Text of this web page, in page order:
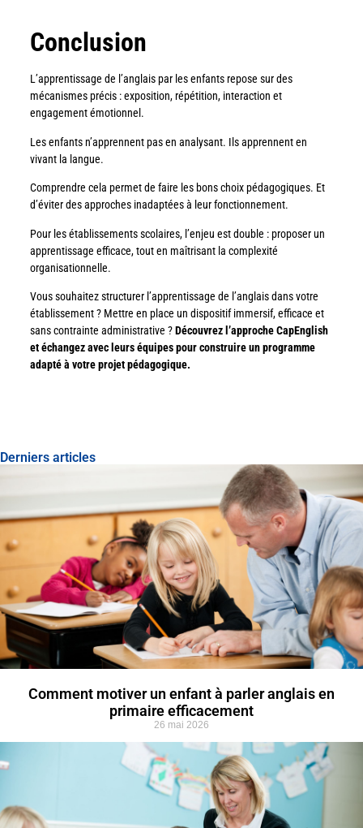
Conclusion
L’apprentissage de l’anglais par les enfants repose sur des
mécanismes précis : exposition, répétition, interaction et
engagement émotionnel.
Les enfants n’apprennent pas en analysant. Ils apprennent en
vivant la langue.
Comprendre cela permet de faire les bons choix pédagogiques. Et
d’éviter des approches inadaptées à leur fonctionnement.
Pour les établissements scolaires, l’enjeu est double : proposer un
apprentissage efficace, tout en maîtrisant la complexité
organisationnelle.
Vous souhaitez structurer l’apprentissage de l’anglais dans votre
établissement ? Mettre en place un dispositif immersif, efficace et
sans contrainte administrative ?Découvrez l’approche CapEnglish
et échangez avec leurs équipes pour construire un programme
adapté à votre projet pédagogique.
Derniers articles
Comment motiver un enfant à parler anglais en
primaire efficacement
26 mai 2026